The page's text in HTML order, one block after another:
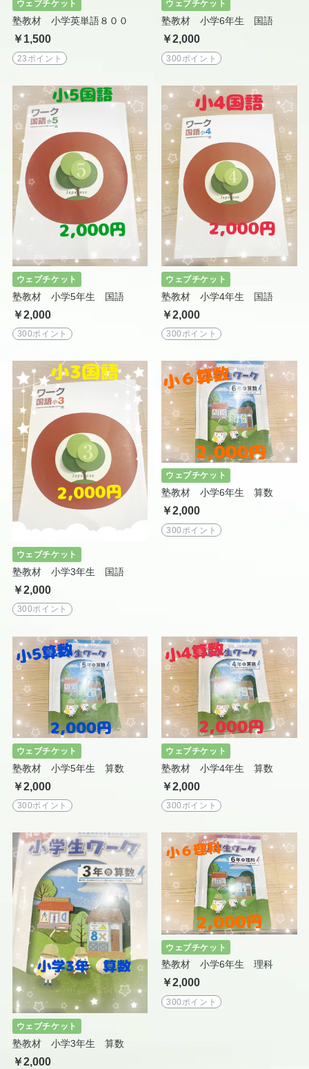
ウェブチケット
塾教材 小学英単語８００
￥1,500
23ポイント
ウェブチケット
塾教材 小学6年生 国語
￥2,000
300ポイント
ウェブチケット
塾教材 小学5年生 国語
￥2,000
300ポイント
ウェブチケット
塾教材 小学4年生 国語
￥2,000
300ポイント
ウェブチケット
塾教材 小学3年生 国語
￥2,000
300ポイント
ウェブチケット
塾教材 小学6年生 算数
￥2,000
300ポイント
ウェブチケット
塾教材 小学5年生 算数
￥2,000
300ポイント
ウェブチケット
塾教材 小学4年生 算数
￥2,000
300ポイント
ウェブチケット
塾教材 小学3年生 算数
￥2,000
ウェブチケット
塾教材 小学6年生 理科
￥2,000
300ポイント